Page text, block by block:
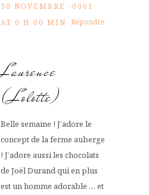
30 NOVEMBRE -0001
AT 0 H 00 MIN Répondre
Laurence
(Lolotte)
Belle semaine ! J’adore le
concept de la ferme auberge
! J’adore aussi les chocolats
de Joël Durand qui en plus
est un homme adorable … et